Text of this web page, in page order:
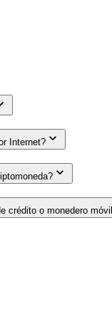
Internet?
crédito o monedero